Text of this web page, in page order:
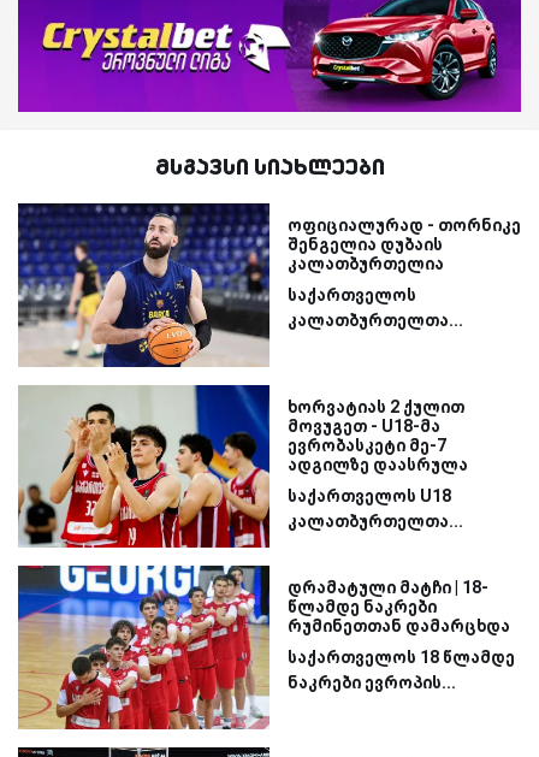
მსგავსი სიახლეები
ოფიციალურად - თორნიკე
შენგელია დუბაის
კალათბურთელია
საქართველოს
კალათბურთელთა...
ხორვატიას 2 ქულით
მოვუგეთ - U18-მა
ევრობასკეტი მე-7
ადგილზე დაასრულა
საქართველოს U18
კალათბურთელთა...
დრამატული მატჩი | 18-
წლამდე ნაკრები
რუმინეთთან დამარცხდა
საქართველოს 18 წლამდე
ნაკრები ევროპის...